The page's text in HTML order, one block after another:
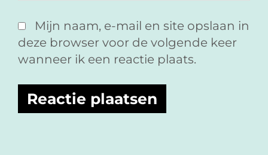
Mijn naam, e-mail en site opslaan in
deze browser voor de volgende keer
wanneer ik een reactie plaats.